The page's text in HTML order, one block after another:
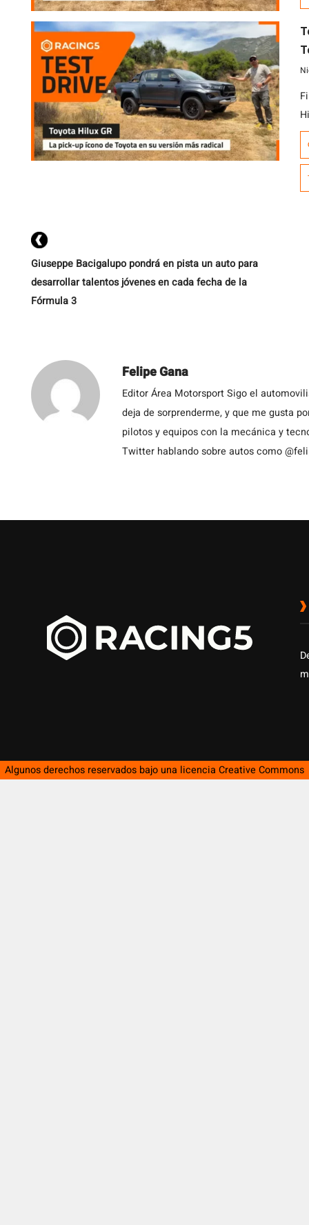
Giuseppe Bacigalupo pondrá en pista un auto para
desarrollar talentos jóvenes en cada fecha de la
Fórmula 3
Felipe Gana
Editor Área Motorsport Sigo el
deja de sorprenderme, y que me gusta
pilotos y equipos con la mecánica y
Twitter hablando sobre autos como
Algunos derechos reservados bajo una licencia Creative Commons